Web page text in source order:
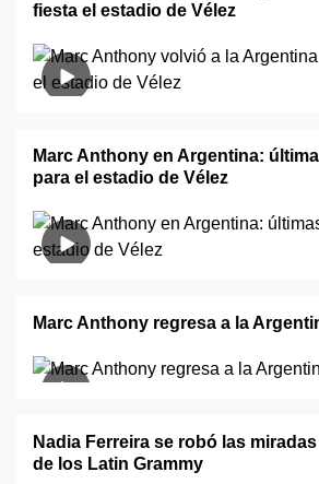
fiesta el estadio de Vélez
Marc Anthony en Argentina:
para el estadio de Vélez
Marc Anthony regresa a la
Nadia Ferreira se robó las
de los Latin Grammy